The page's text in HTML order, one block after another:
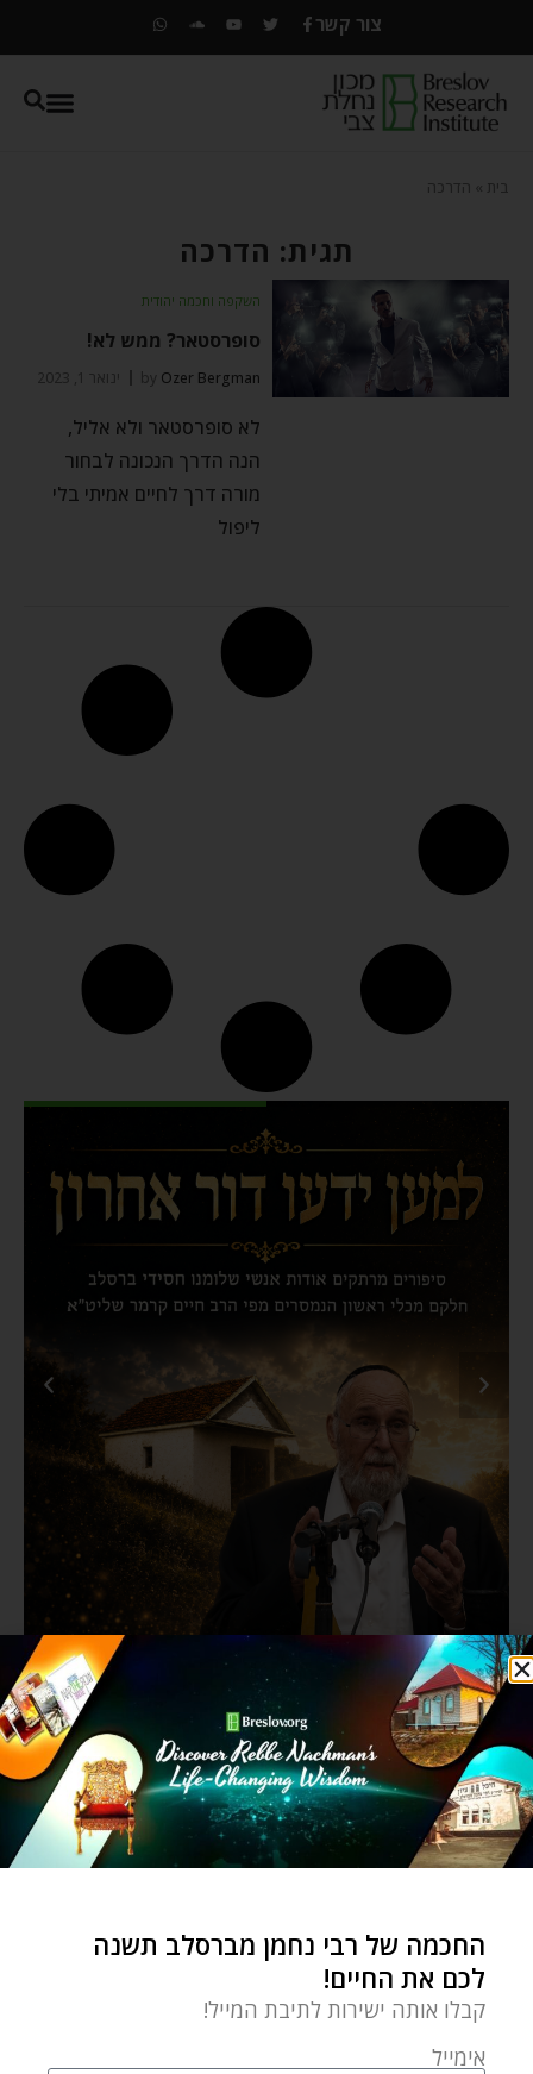
צור קשר
בית הדרכה
תגית: הדרכה
השקפה וחכמה יהודית
סופרסטאר? ממש לא!
by Ozer Bergman ינואר 1, 2023
לא סופרסטאר ולא אליל,
הנה הדרך הנכונה לבחור
מורה דרך לחיים אמיתי בלי
ליפול
החכמה של רבי נחמן מברסלב תשנה
לכם את החיים!
קבלו אותה ישירות לתיבת המייל!
אימייל